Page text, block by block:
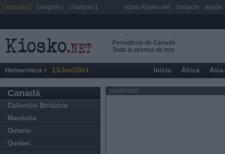
Periódicos de Canadá
Toda la prensa de hoy
Hemeroteca 13/Jun/2014 Inicio África
Canadá
Columbia Británica
Manitoba
Ontario
Quebec
publicidad
[ español ] [ english ] [ français ] sobre Kiosko.net contacto ayuda